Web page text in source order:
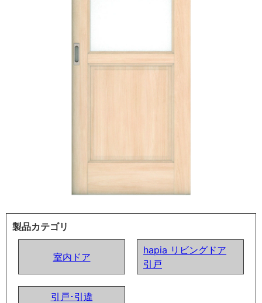
製品カテゴリ
室内ドア
hapia リビングドア
引戸
引戸･引違